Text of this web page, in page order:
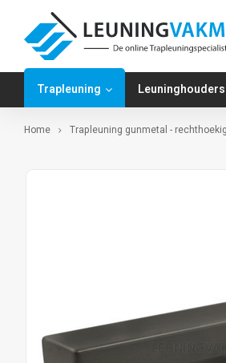
Trapleuning Leuninghouders
Home Trapleuning gunmetal -